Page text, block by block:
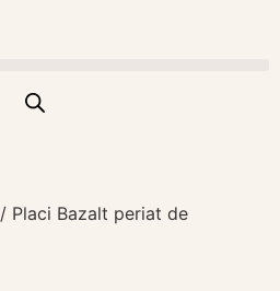
/ Placi Bazalt periat de